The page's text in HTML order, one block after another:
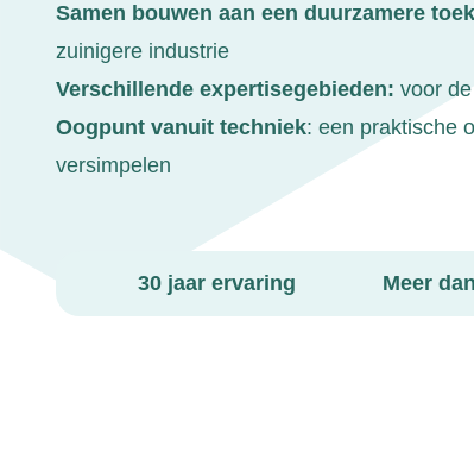
Samen bouwen aan een duurzamere
zuinigere industrie
Verschillende expertisegebieden: voor
Oogpunt vanuit techniek: een praktische
versimpelen
30 jaar ervaring Meer